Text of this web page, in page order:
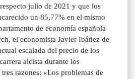
julio de 2021 y que los
un 85,77% en el mismo
de economía española
el economista Javier Ibáñez de
escalada del precio de los
alcista durante los
razones: «Los problemas de